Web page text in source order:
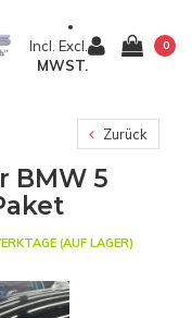
Incl. Excl.
MWST.
0
Zurück
BMW 5
(AUF LAGER)